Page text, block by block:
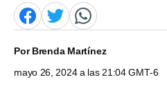
PorBrenda Martínez
mayo 26, 2024 a las 21:04 GMT-6